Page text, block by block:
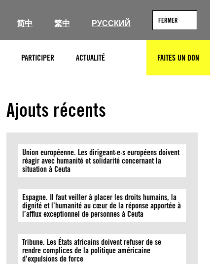
简中 繁中 РУССКИЙ FERMER
PARTICIPER ACTUALITÉ RECHERCHERFAITES UN DON
Ajouts récents
Union européenne. Les dirigeant·e·s européens doivent
réagir avec humanité et solidarité concernant la
situation à Ceuta
Espagne. Il faut veiller à placer les droits humains, la
dignité et l’humanité au cœur de la réponse apportée à
l’afflux exceptionnel de personnes à Ceuta
Tribune. Les États africains doivent refuser de se
rendre complices de la politique américaine
d’expulsions de force